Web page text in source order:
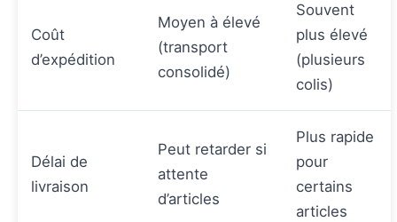
Coût
d’expédition
Moyen à élevé
(transport
consolidé)
Souvent
plus élevé
(plusieurs
colis)
Délai de
livraison
Peut retarder si
attente
d’articles
Plus rapide
pour
certains
articles